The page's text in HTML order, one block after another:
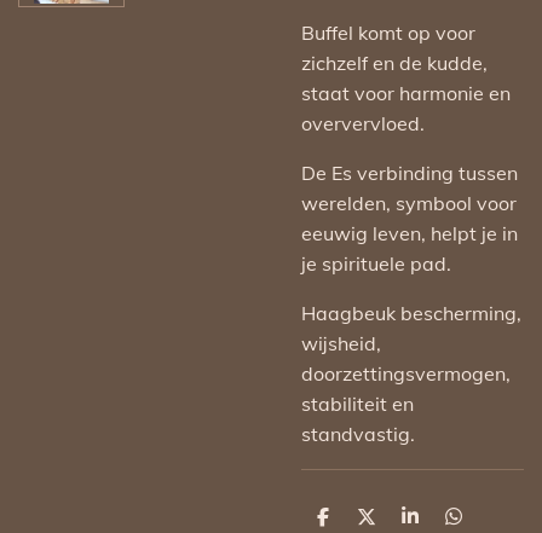
Buffel komt op voor
zichzelf en de kudde,
staat voor harmonie en
oververvloed.
De Es verbinding tussen
werelden, symbool voor
eeuwig leven, helpt je in
je spirituele pad.
Haagbeuk bescherming,
wijsheid,
doorzettingsvermogen,
stabiliteit en
standvastig.
D
D
S
D